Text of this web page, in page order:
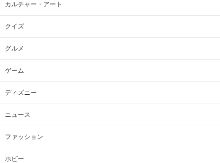
カルチャー・アート
クイズ
グルメ
ゲーム
ディズニー
ニュース
ファッション
ホビー